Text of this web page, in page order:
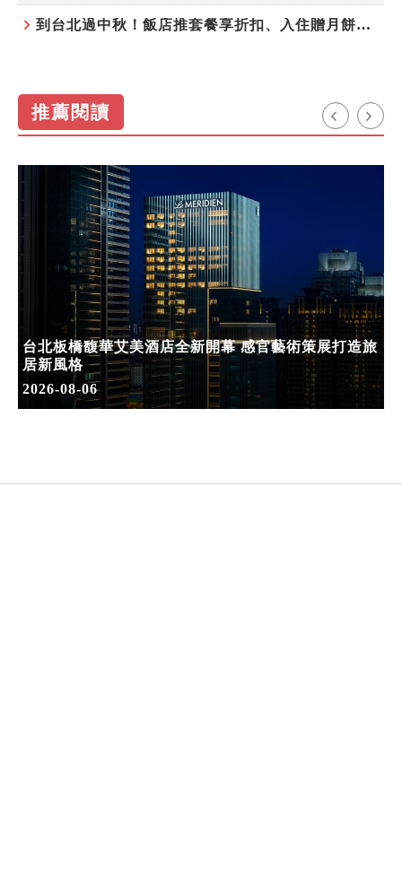
到台北過中秋！飯店推套餐享折扣、入住贈月餅禮盒
推薦閱讀
台北板橋馥華艾美酒店全新開幕 感官藝術策展打造旅
居新風格
2026-08-06